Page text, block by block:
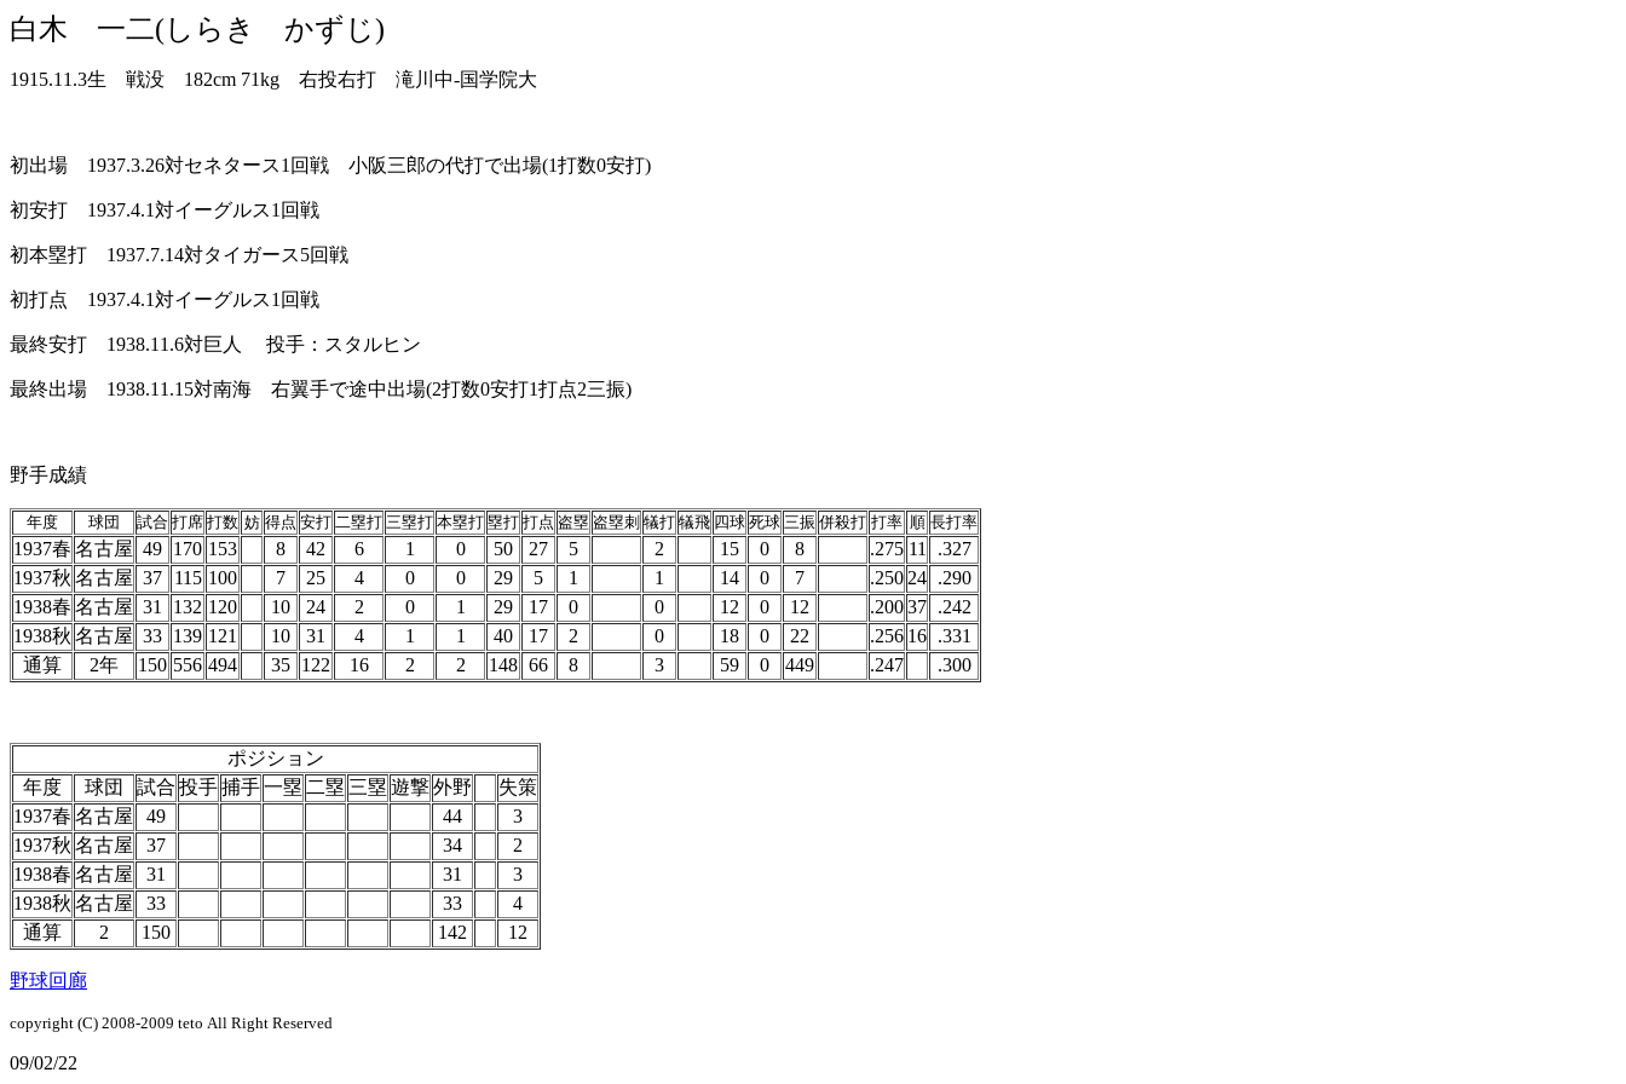
白木 一二(しらき かずじ)
1915.11.3生 戦没 182cm 71kg 右投右打 滝川中-国学院大
初出場 1937.3.26対セネタース1回戦 小阪三郎の代打で出場(1打数0安打)
初安打 1937.4.1対イーグルス1回戦
初本塁打 1937.7.14対タイガース5回戦
初打点 1937.4.1対イーグルス1回戦
最終安打 1938.11.6対巨人 投手：スタルヒン
最終出場 1938.11.15対南海 右翼手で途中出場(2打数0安打1打点2三振)
野手成績
年度 球団 試合 打席 打数 妨 得点 安打 二塁打 三塁打 本塁打 塁打 打点 盗塁 盗塁刺 犠打 犠飛 四球 死球 三振 併殺打 打率 順 長打率
1937春 名古屋 49 170 153 8 42 6 1 0 50 27 5 2 15 0 8 .275 11
.327
1937秋 名古屋 37 115 100 7 25 4 0 0 29 5 1 1 14 0 7 .250 24 .290
1938春 名古屋 31 132 120 10 24 2 0 1 29 17 0 0 12 0 12 .20037 .242
1938秋 名古屋 33 139 121 10 31 4 1 1 40 17 2 0 18 0 22 .256 16 .331
通算
2年 150 556 494 35 122 16 2 2 148 66 8 3 59 0 449 .247 .300
ポジション
年度
球団 試合 投手捕手一塁 二塁 三塁 遊撃外野
失策
1937春 名古屋 49 44
3
1937秋 名古屋 37 34
2
1938春 名古屋 31 31
3
1938秋 名古屋 33 33
4
通算
2 150 142 12
野球回廊
copyright (C) 2008-2009 teto All Right Reserved
09/02/22